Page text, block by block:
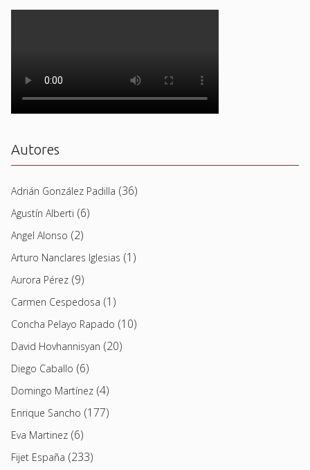
Autores
Adrián González Padilla (36)
Agustín Alberti (6)
Angel Alonso (2)
Arturo Nanclares Iglesias (1)
Aurora Pérez (9)
Carmen Cespedosa (1)
Concha Pelayo Rapado (10)
David Hovhannisyan (20)
Diego Caballo (6)
Domingo Martínez (4)
Enrique Sancho (177)
Eva Martinez (6)
Fijet España (233)